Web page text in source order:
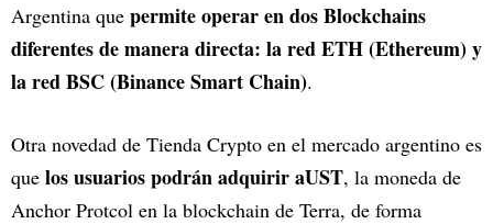
Argentina que permite operar en dosBlockchains
diferentes de manera directa: la red ETH (Ethereum) y
la red BSC (Binance Smart Chain).
Otra novedad de Tienda Crypto en el mercado argentino es
que los usuarios podrán adquirir aUST, la moneda de
Anchor Protcol en la blockchain de Terra, de forma